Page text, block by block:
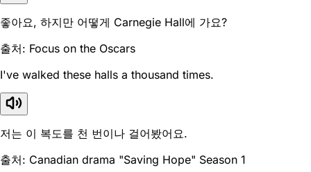
좋아요, 하지만 어떻게 Carnegie Hall에 가요?
출처: Focus on the Oscars
I've walked these halls a thousand times.
저는 이 복도를 천 번이나 걸어봤어요.
출처: Canadian drama "Saving Hope" Season 1